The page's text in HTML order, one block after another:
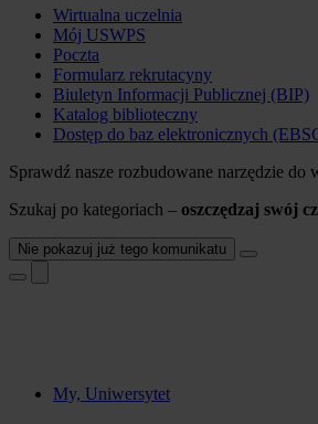
Wirtualna uczelnia
Mój USWPS
Poczta
Formularz rekrutacyny
Biuletyn Informacji Publicznej (BIP)
Katalog biblioteczny
Dostęp do baz elektronicznych
Sprawdź nasze rozbudowane narzędzie do
Szukaj po kategoriach – oszczędzaj swój
Nie pokazuj już tego komunikatu
My, Uniwersytet